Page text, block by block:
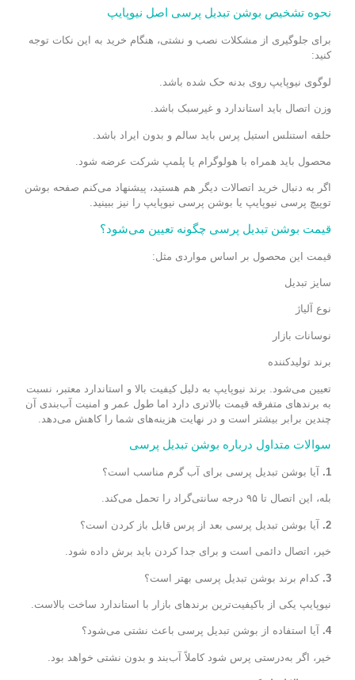
نحوه تشخیص بوشن تبدیل پرسی اصل نیوپایپ
برای جلوگیری از مشکلات نصب و نشتی، هنگام خرید به این نکات توجه
کنید:
لوگوی نیوپایپ روی بدنه حک شده باشد.
وزن اتصال باید استاندارد و غیرسبک باشد.
حلقه استنلس استیل پرس باید سالم و بدون ایراد باشد.
محصول باید همراه با هولوگرام یا پلمپ شرکت عرضه شود.
اگر به دنبال خرید اتصالات دیگر هم هستید، پیشنهاد می‌کنم صفحه بوشن
توپیچ پرسی نیوپایپ یا بوشن پرسی نیوپایپ را نیز ببینید.
قیمت بوشن تبدیل پرسی چگونه تعیین می‌شود؟
قیمت این محصول بر اساس مواردی مثل:
سایز تبدیل
نوع آلیاژ
نوسانات بازار
برند تولیدکننده
تعیین می‌شود. برند نیوپایپ به دلیل کیفیت بالا و استاندارد معتبر، نسبت
به برندهای متفرقه قیمت بالاتری دارد اما طول عمر و امنیت آب‌بندی آن
چندین برابر بیشتر است و در نهایت هزینه‌های شما را کاهش می‌دهد.
سوالات متداول درباره بوشن تبدیل پرسی
1. آیا بوشن تبدیل پرسی برای آب گرم مناسب است؟
بله، این اتصال تا ۹۵ درجه سانتی‌گراد را تحمل می‌کند.
2. آیا بوشن تبدیل پرسی بعد از پرس قابل باز کردن است؟
خیر، اتصال دائمی است و برای جدا کردن باید برش داده شود.
3. کدام برند بوشن تبدیل پرسی بهتر است؟
نیوپایپ یکی از باکیفیت‌ترین برندهای بازار با استاندارد ساخت بالاست.
4. آیا استفاده از بوشن تبدیل پرسی باعث نشتی می‌شود؟
خیر، اگر به‌درستی پرس شود کاملاً آب‌بند و بدون نشتی خواهد بود.